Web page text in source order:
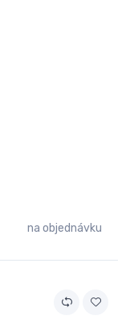
na objednávku